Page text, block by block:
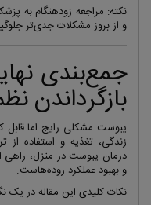
نکته: مراجعه زودهنگام به
و از بروز مشکلات جدی‌تر
جمع‌بندی
بازگرداندن
یبوست مشکلی رایج اما قابل
زندگی، تغذیه و استفاده
درمان یبوست در منزل، راهی
و بهبود عملکرد روده‌هاست.
نکات کلیدی این مقاله در یک